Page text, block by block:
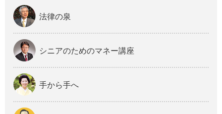
法律の泉
シニアのためのマネー講座
手から手へ